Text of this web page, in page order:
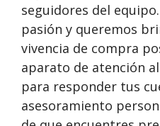
seguidores del
pasión y queremos
vivencia de compra
aparato de atención
para responder tus
asesoramiento